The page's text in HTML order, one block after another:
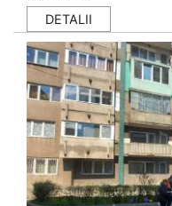
DETALII